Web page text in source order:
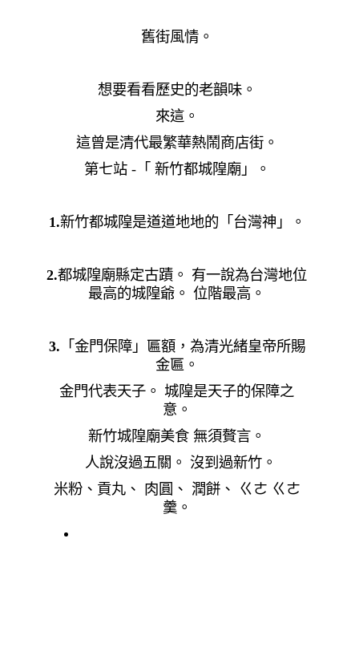
舊街風情。
想要看看歷史的老韻味。
來這。
這曾是清代最繁華熱鬧商店街。
第七站 -「 新竹都城隍廟」。
1.新竹都城隍是道道地地的「台灣神」。
2.都城隍廟縣定古蹟。 有一說為台灣地位
最高的城隍爺。 位階最高。
3. 「金門保障」匾額，為清光緒皇帝所賜
金匾 。
金門代表天子。 城隍是天子的保障之
意。
新竹城隍廟美食 無須贅言。
人說沒過五關。 沒到過新竹。
米粉、貢丸、 肉圓、 潤餅、 ㄍㄜ ㄍㄜ
羹。